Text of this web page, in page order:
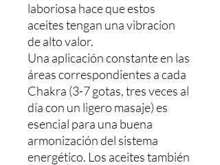
laboriosa hace que estos
aceites tengan una vibracion
de alto valor.
Una aplicación constante en las
áreas correspondientes a cada
Chakra (3-7 gotas, tres veces al
día con un ligero masaje) es
esencial para una buena
armonización del sistema
energético. Los aceites también